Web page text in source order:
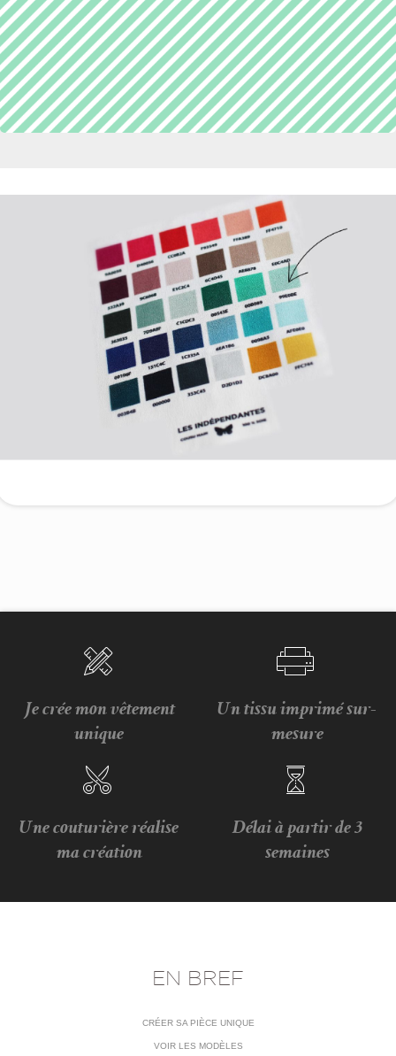
Je crée mon vêtement
unique
Un tissu imprimé sur-
mesure
Une couturière réalise
ma création
Délai à partir de 3
semaines
EN BREF
CRÉER SA PIÈCE UNIQUE
VOIR LES MODÈLES